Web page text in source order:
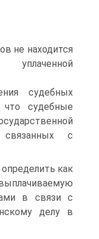
не находится
судебных
что судебные
с
как
в связи с
делу в